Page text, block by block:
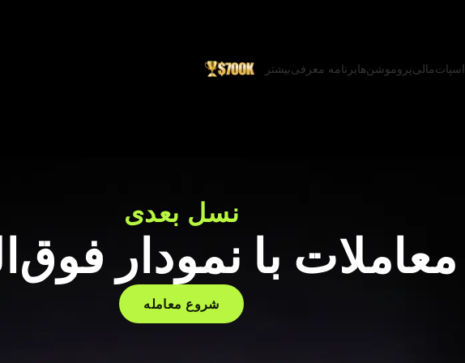
اسپاتمالیپروموشن‌هابرنامه معرفیبیشتر
نسل بعدی
معاملات با نمودار
شروع معامله